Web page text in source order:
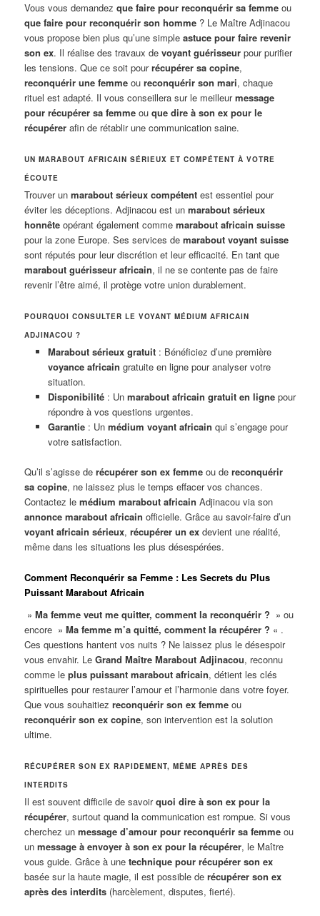
Vous vous demandezque faire pour reconquérir sa femme ou
que faire pour reconquérir son homme ? Le Maître Adjinacou
vous propose bien plus qu’une simpleastuce pour faire revenir
son ex. Il réalise des travaux devoyant guérisseur pour purifier
les tensions. Que ce soit pourrécupérer sa copine,
reconquérir une femme oureconquérir son mari, chaque
rituel est adapté. Il vous conseillera sur le meilleurmessage
pour récupérer sa femme ouque dire à son ex pour le
récupérer afin de rétablir une communication saine.
UN MARABOUT AFRICAIN SÉRIEUX ET COMPÉTENT À VOTRE
ÉCOUTE
Trouver unmarabout sérieux compétent est essentiel pour
éviter les déceptions. Adjinacou est unmarabout sérieux
honnête opérant également commemarabout africain suisse
pour la zone Europe. Ses services demarabout voyant suisse
sont réputés pour leur discrétion et leur efficacité. En tant que
marabout guérisseur africain, il ne se contente pas de faire
revenir l’être aimé, il protège votre union durablement.
POURQUOI CONSULTER LE VOYANT MÉDIUM AFRICAIN
ADJINACOU ?
Marabout sérieux gratuit: Bénéficiez d’une première
voyance africain gratuite en ligne pour analyser votre
situation.
Disponibilité: Un marabout africain gratuit en lignepour
répondre à vos questions urgentes.
Garantie: Un médium voyant africain qui s’engage pour
votre satisfaction.
Qu’il s’agisse derécupérer son ex femme ou dereconquérir
sa copine, ne laissez plus le temps effacer vos chances.
Contactez lemédium marabout africain Adjinacou via son
annonce marabout africain officielle. Grâce au savoir-faire d’un
voyant africain sérieux,récupérer un ex devient une réalité,
même dans les situations les plus désespérées.
Comment Reconquérir sa Femme : Les Secrets du Plus
Puissant Marabout Africain
»Ma femme veut me quitter, comment la reconquérir ? » ou
encore »Ma femme m’a quitté, comment la récupérer ? « .
Ces questions hantent vos nuits ? Ne laissez plus le désespoir
vous envahir. LeGrand Maître Marabout Adjinacou, reconnu
comme leplus puissant marabout africain, détient les clés
spirituelles pour restaurer l’amour et l’harmonie dans votre foyer.
Que vous souhaitiezreconquérir son ex femme ou
reconquérir son ex copine, son intervention est la solution
ultime.
RÉCUPÉRER SON EX RAPIDEMENT, MÊME APRÈS DES
INTERDITS
Il est souvent difficile de savoirquoi dire à son ex pour la
récupérer, surtout quand la communication est rompue. Si vous
cherchez unmessage d’amour pour reconquérir sa femme ou
unmessage à envoyer à son ex pour la récupérer, le Maître
vous guide. Grâce à unetechnique pour récupérer son ex
basée sur la haute magie, il est possible derécupérer son ex
après des interdits (harcèlement, disputes, fierté).